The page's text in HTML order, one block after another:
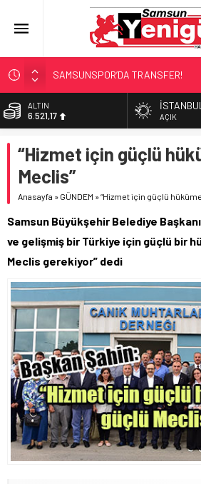
SAMSUNSPOR’DA TRANSFER!
ALAÇAM’A ‘DEV’ YATIRIM!
RAPÇİ KESKİN GÖZALTINDA!
İŞTE FINDIK FİYATI!
ALTIN
6.521,17
13.685,30
DOLAR
47,5953
55,0659
İSTANBUL
AÇIK
“Hizmet için güçlü
Meclis”
Anasayfa » GÜNDEM »“Hizmet için güçlü
Samsun Büyükşehir Belediye
ve gelişmiş bir Türkiye için güçlü bir
Meclis gerekiyor” dedi